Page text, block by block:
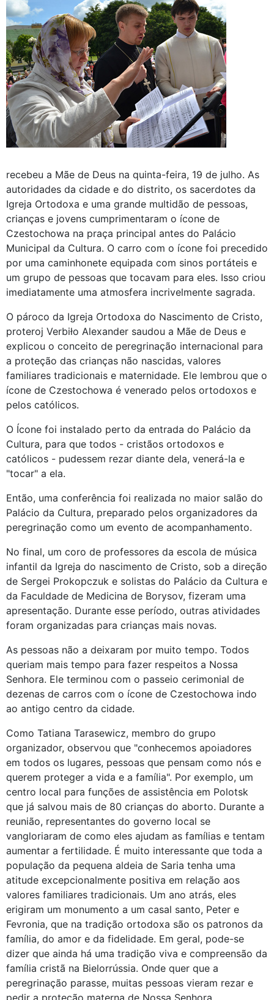
recebeu a Mãe de Deus na quinta-feira, 19 de julho. As
autoridades da cidade e do distrito, os sacerdotes da
Igreja Ortodoxa e uma grande multidão de pessoas,
crianças e jovens cumprimentaram o ícone de
Czestochowa na praça principal antes do Palácio
Municipal da Cultura. O carro com o ícone foi precedido
por uma caminhonete equipada com sinos portáteis e
um grupo de pessoas que tocavam para eles. Isso criou
imediatamente uma atmosfera incrivelmente sagrada.
O pároco da Igreja Ortodoxa do Nascimento de Cristo,
proteroj Verbiło Alexander saudou a Mãe de Deus e
explicou o conceito de peregrinação internacional para
a proteção das crianças não nascidas, valores
familiares tradicionais e maternidade. Ele lembrou que o
ícone de Czestochowa é venerado pelos ortodoxos e
pelos católicos.
O Ícone foi instalado perto da entrada do Palácio da
Cultura, para que todos - cristãos ortodoxos e
católicos - pudessem rezar diante dela, venerá-la e
"tocar" a ela.
Então, uma conferência foi realizada no maior salão do
Palácio da Cultura, preparado pelos organizadores da
peregrinação como um evento de acompanhamento.
No final, um coro de professores da escola de música
infantil da Igreja do nascimento de Cristo, sob a direção
de Sergei Prokopczuk e solistas do Palácio da Cultura e
da Faculdade de Medicina de Borysov, fizeram uma
apresentação. Durante esse período, outras atividades
foram organizadas para crianças mais novas.
As pessoas não a deixaram por muito tempo. Todos
queriam mais tempo para fazer respeitos a Nossa
Senhora. Ele terminou com o passeio cerimonial de
dezenas de carros com o ícone de Czestochowa indo
ao antigo centro da cidade.
Como Tatiana Tarasewicz, membro do grupo
organizador, observou que "conhecemos apoiadores
em todos os lugares, pessoas que pensam como nós e
querem proteger a vida e a família". Por exemplo, um
centro local para funções de assistência em Polotsk
que já salvou mais de 80 crianças do aborto. Durante a
reunião, representantes do governo local se
vangloriaram de como eles ajudam as famílias e tentam
aumentar a fertilidade. É muito interessante que toda a
população da pequena aldeia de Saria tenha uma
atitude excepcionalmente positiva em relação aos
valores familiares tradicionais. Um ano atrás, eles
erigiram um monumento a um casal santo, Peter e
Fevronia, que na tradição ortodoxa são os patronos da
família, do amor e da fidelidade. Em geral, pode-se
dizer que ainda há uma tradição viva e compreensão da
família cristã na Bielorrússia. Onde quer que a
peregrinação parasse, muitas pessoas vieram rezar e
pedir a proteção materna de Nossa Senhora.